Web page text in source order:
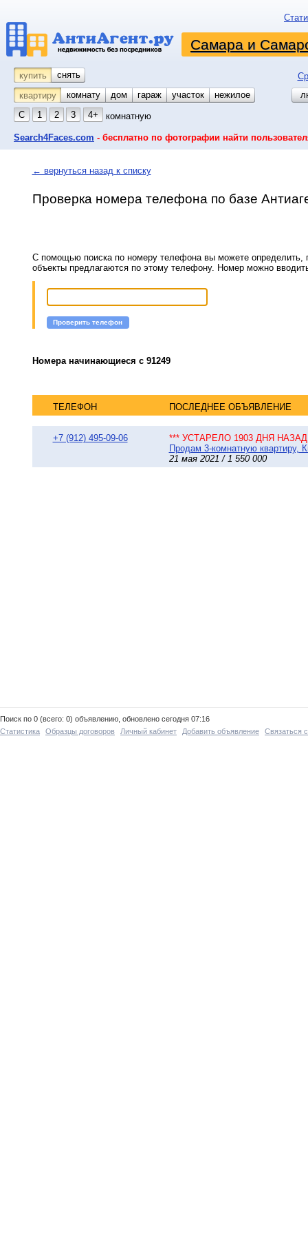
Самара и
купить снять
квартиру
комнату койко-место
дом гараж участок
нежилое
С
1 2 3 4+ комнатную
Search4Faces.com - бесплатно по фотографии найти
← вернуться назад к списку
Проверка номера телефона по базе
С помощью поиска по номеру телефона вы можете определить,
объекты предлагаются по этому телефону. Номер можно
Проверить телефон
Номера начинающиеся с 91249
ТЕЛЕФОН ПОСЛЕДНЕЕ ОБЪЯВЛЕНИЕ
+7 (912) 495-09-06
*** УСТАРЕЛО 1903 ДНЯ НАЗАД
Продам 3-комнатную квартиру,
21 мая 2021 / 1 550 000
Поиск по 0 (всего: 0) объявлению, обновлено сегодня 07:16
Статистика
Образцы договоров Личный кабинет Добавить объявление Связаться